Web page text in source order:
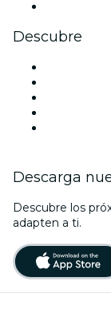
Descubre
Descarga
Descubre los
adapten a ti.